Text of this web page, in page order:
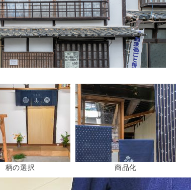
柄の選択 商品化